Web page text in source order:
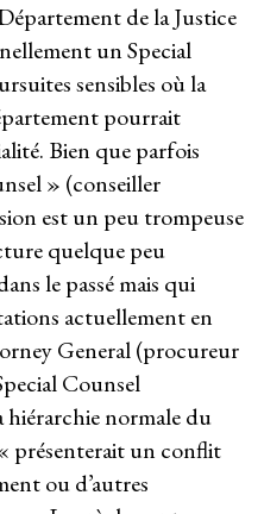
de la Justice
un Special
sensibles où la
pourrait
Bien que parfois
» (conseiller
est un peu trompeuse
quelque peu
le passé mais qui
actuellement en
General (procureur
Counsel
normale du
présenterait un conflit
ou d’autres